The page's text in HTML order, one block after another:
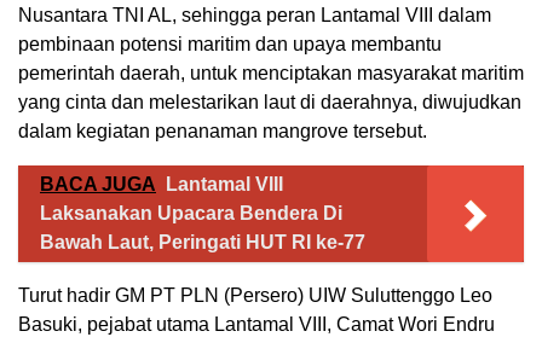
Nusantara TNI AL, sehingga peran Lantamal VIII dalam
pembinaan potensi maritim dan upaya membantu
pemerintah daerah, untuk menciptakan masyarakat maritim
yang cinta dan melestarikan laut di daerahnya, diwujudkan
dalam kegiatan penanaman mangrove tersebut.
BACA JUGA
Lantamal VIII
Laksanakan Upacara Bendera Di
Bawah Laut, Peringati HUT RI ke-77
Turut hadir GM PT PLN (Persero) UIW Suluttenggo Leo
Basuki, pejabat utama Lantamal VIII, Camat Wori Endru